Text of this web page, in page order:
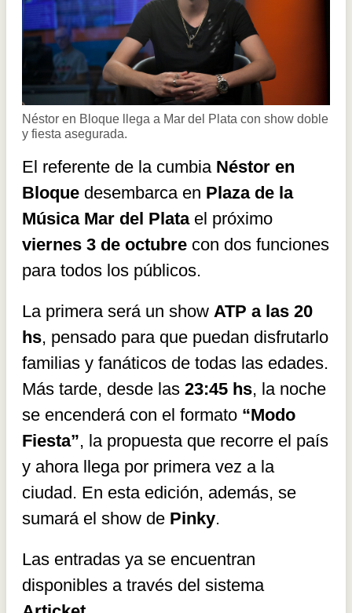
Néstor en Bloque llega a Mar del Plata con show doble
y fiesta asegurada.
El referente de la cumbia Néstor en
Bloque desembarca en Plaza de la
Música Mar del Platael próximo
viernes 3 de octubre con dos funciones
para todos los públicos.
La primera será un show ATP a las 20
hs, pensado para que puedan disfrutarlo
familias y fanáticos de todas las edades.
Más tarde, desde las 23:45 hs, la noche
se encenderá con el formato “Modo
Fiesta”, la propuesta que recorre el país
y ahora llega por primera vez a la
ciudad. En esta edición, además, se
sumará el show de Pinky.
Las entradas ya se encuentran
disponibles a través del sistema